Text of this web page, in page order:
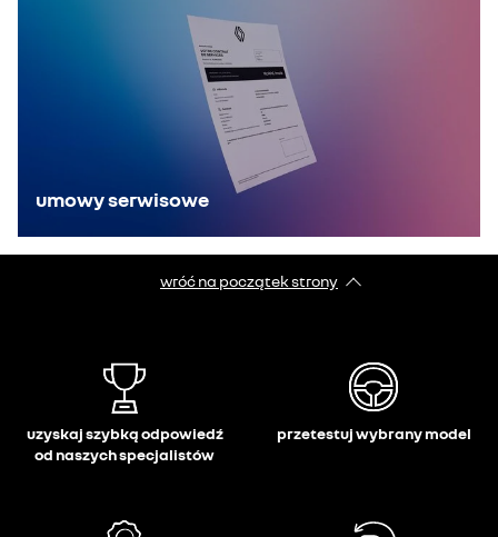
umowy serwisowe
wróć na początek strony
uzyskaj szybką odpowiedź
od naszych specjalistów
przetestuj wybrany model